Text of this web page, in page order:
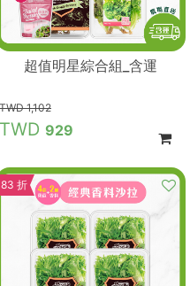
超值明星綜合組_含運
1,102
929
83 折